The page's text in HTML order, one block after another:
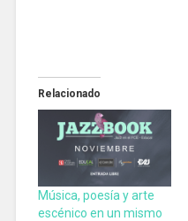
Relacionado
Música, poesía y arte
escénico en un mismo